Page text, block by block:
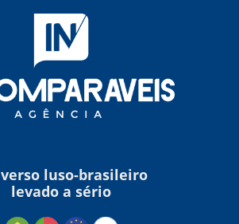
luso-brasileiro
levado a sério